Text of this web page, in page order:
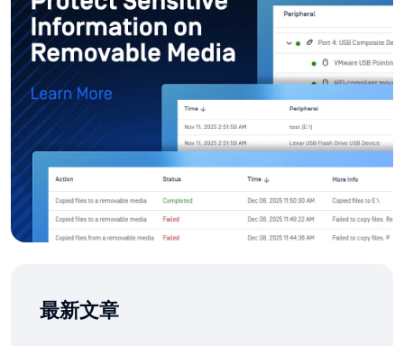
最新文章